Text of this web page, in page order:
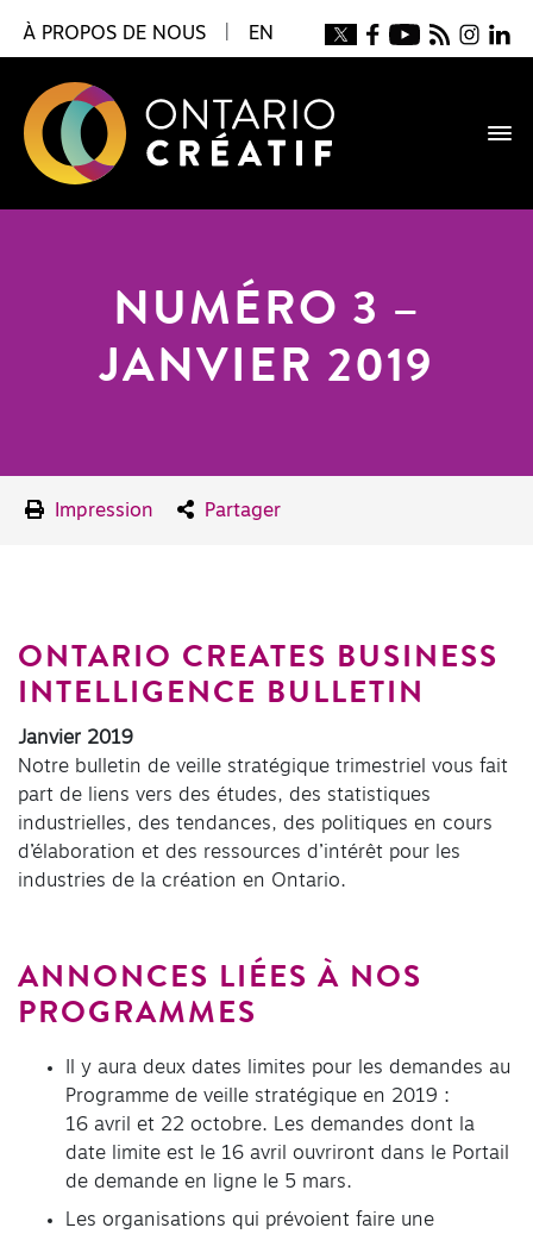
À PROPOS DE NOUS EN
NUMÉRO 3 –
JANVIER 2019
Impression Partager
ONTARIO CREATES BUSINESS
INTELLIGENCE BULLETIN
Janvier 2019
Notre bulletin de veille stratégique trimestriel vous fait
part de liens vers des études, des statistiques
industrielles, des tendances, des politiques en cours
d’élaboration et des ressources d’intérêt pour les
industries de la création en Ontario.
ANNONCES LIÉES À NOS
PROGRAMMES
Il y aura deux dates limites pour les demandes au
Programme de veille stratégique en 2019 :
16 avril et 22 octobre. Les demandes dont la
date limite est le 16 avril ouvriront dans le Portail
de demande en ligne le 5 mars.
Les organisations qui prévoient faire une